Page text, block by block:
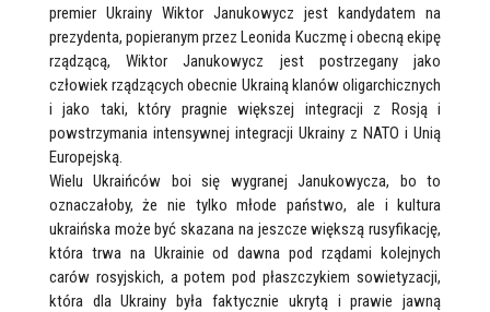
premier Ukrainy Wiktor Janukowycz jest kandydatem na
prezydenta, popieranym przez Leonida Kuczmę i obecną ekipę
rządzącą, Wiktor Janukowycz jest postrzegany jako
człowiek rządzących obecnie Ukrainą klanów oligarchicznych
i jako taki, który pragnie większej integracji z Rosją i
powstrzymania intensywnej integracji Ukrainy z NATO i Unią
Europejską.
Wielu Ukraińców boi się wygranej Janukowycza, bo to
oznaczałoby, że nie tylko młode państwo, ale i kultura
ukraińska może być skazana na jeszcze większą rusyfikację,
która trwa na Ukrainie od dawna pod rządami kolejnych
carów rosyjskich, a potem pod płaszczykiem sowietyzacji,
która dla Ukrainy była faktycznie ukrytą i prawie jawną